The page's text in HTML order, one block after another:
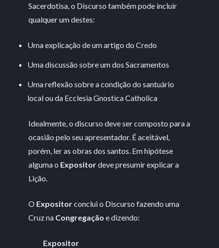
Sacerdotisa, o Discurso também pode incluir
qualquer um destes:
Uma explicação de um artigo do Credo
Uma discussão sobre um dos Sacramentos
Uma reflexão sobre a condição do santuário
local ou da Ecclesia Gnostica Catholica
Idealmente, o discurso deve ser composto para a
ocasião pelo seu apresentador. É aceitável,
porém, ler as obras dos santos. Em hipótese
alguma o Expositordeve presumir explicar a
Lição.
O Expositorconclui o Discurso fazendo uma
Cruz na Congregação e dizendo:
Expositor